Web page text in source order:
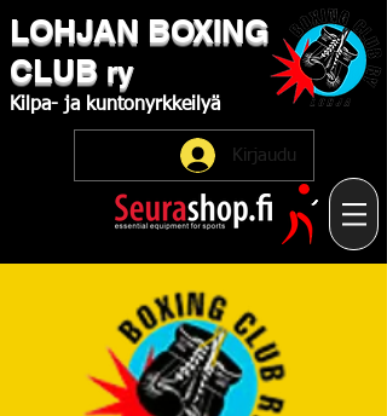
LOHJAN ​BOXING
CLUB ry
Kilpa- ja kuntonyrkkeilyä
Kirjaudu